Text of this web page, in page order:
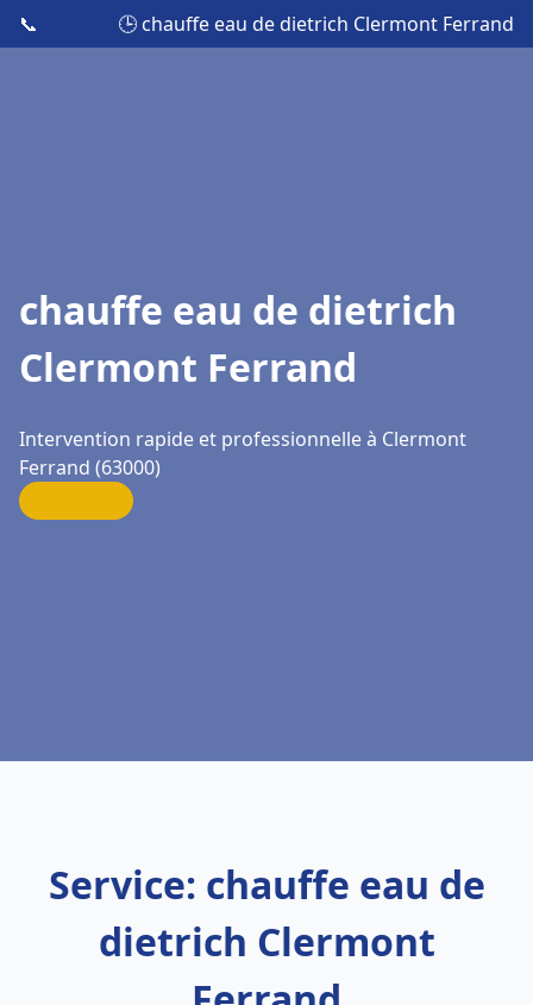
📞 🕒 chauffe eau de dietrich Clermont Ferrand
chauffe eau de dietrich
Clermont Ferrand
Intervention rapide et professionnelle à Clermont
Ferrand (63000)
Service: chauffe eau de
dietrich Clermont